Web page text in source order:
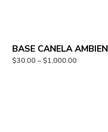
BASE CANELA
$30.00 – $1,000.00